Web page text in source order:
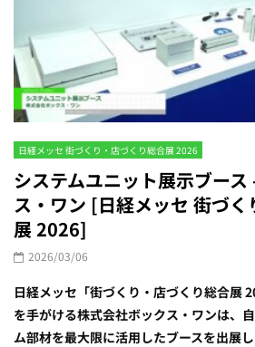
日経メッセ 街づくり・店づくり総合展 2026
システムユニット展示ブー
ス・ワン [日経メッセ 街づ
展 2026]
2026/03/06
日経メッセ「街づくり・店づくり総合展
を手がける株式会社ボックス・ワンは、
ム部材を最大限に活用したブースを出展